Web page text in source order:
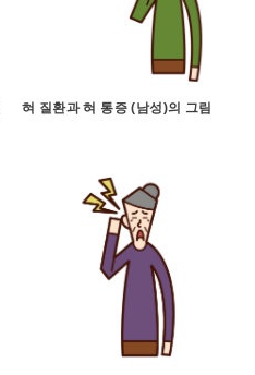
혀 질환과 혀 통증 (남성)의 그림